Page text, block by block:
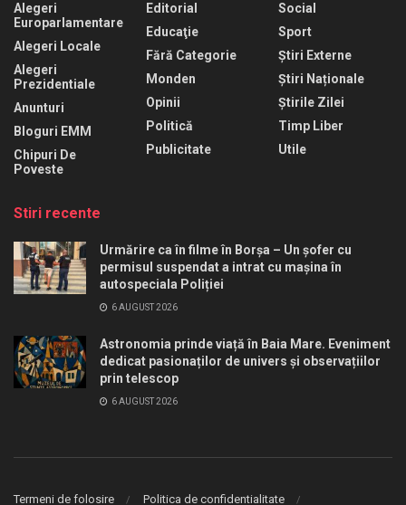
Alegeri
Europarlamentare
Alegeri Locale
Alegeri
Prezidentiale
Anunturi
Bloguri EMM
Chipuri De
Poveste
Editorial
Educaţie
Fără Categorie
Monden
Opinii
Politică
Publicitate
Social
Sport
Știri Externe
Știri Naționale
Știrile Zilei
Timp Liber
Utile
Stiri recente
Urmărire ca în filme în Borșa – Un șofer cu
permisul suspendat a intrat cu mașina în
autospeciala Poliției
6 AUGUST 2026
Astronomia prinde viață în Baia Mare. Eveniment
dedicat pasionaților de univers și observațiilor
prin telescop
6 AUGUST 2026
Termeni de folosire Politica de confidentialitate